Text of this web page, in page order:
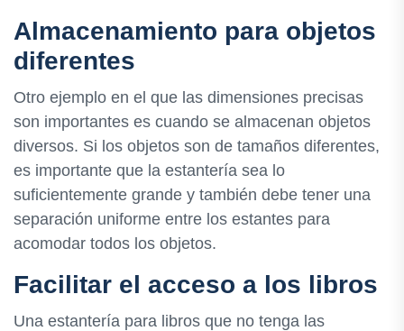
Almacenamiento para objetos
diferentes
Otro ejemplo en el que las dimensiones precisas
son importantes es cuando se almacenan objetos
diversos. Si los objetos son de tamaños diferentes,
es importante que la estantería sea lo
suficientemente grande y también debe tener una
separación uniforme entre los estantes para
acomodar todos los objetos.
Facilitar el acceso a los libros
Una estantería para libros que no tenga las